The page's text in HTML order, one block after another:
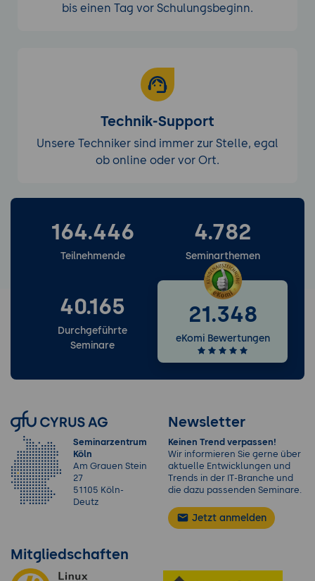
bis einen Tag vor Schulungsbeginn.
Technik-Support
Unsere Techniker sind immer zur Stelle, egal
ob online oder vor Ort.
Weitere Services entdecken
164.446
Teilnehmende
4.782
Seminarthemen
40.165
Durchgeführte
Seminare
21.348
eKomi Bewertungen
Seminarzentrum
Köln
Am Grauen Stein
27
51105 Köln-
Deutz
Newsletter
Keinen Trend verpassen!
Wir informieren Sie gerne über
aktuelle Entwicklungen und
Trends in der IT-Branche und
die dazu passenden Seminare.
Jetzt anmelden
Mitgliedschaften